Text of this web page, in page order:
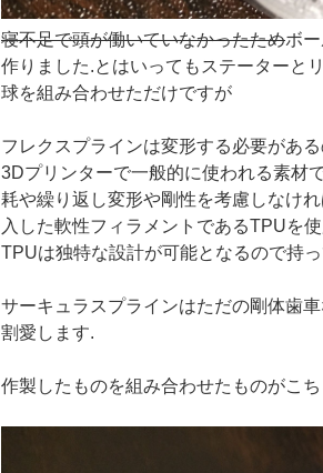
寝不足で頭が働いていなかったためボ
作りました.とはいってもステーターと
球を組み合わせただけですが
フレクスプラインは変形する必要があ
3Dプリンターで一般的に使われる素材
耗や繰り返し変形や剛性を考慮しなけ
入した軟性フィラメントであるTPUを
TPUは独特な設計が可能となるので持
サーキュラスプラインはただの剛体歯
割愛します.
作製したものを組み合わせたものがこ